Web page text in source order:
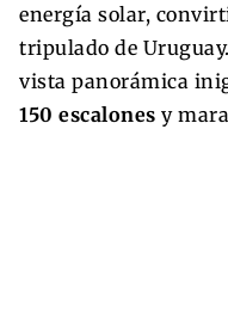
energía solar,
tripulado de
vista panorámica
150 escalones y